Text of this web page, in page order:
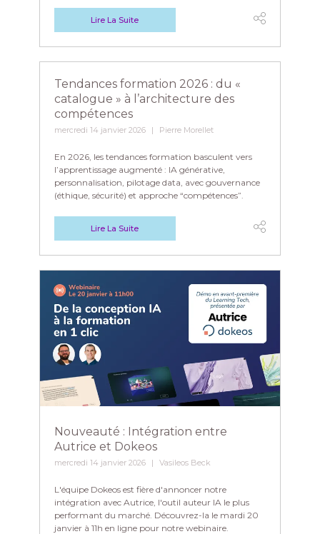
Lire La Suite
Tendances formation 2026 : du «
catalogue » à l’architecture des
compétences
mercredi 14 janvier 2026 Pierre Morellet
En 2026, les tendances formation basculent vers
l’apprentissage augmenté : IA générative,
personnalisation, pilotage data, avec gouvernance
(éthique, sécurité) et approche “compétences”.
Lire La Suite
Nouveauté : Intégration entre
Autrice et Dokeos
mercredi 14 janvier 2026 Vasileos Beck
L'équipe Dokeos est fière d'annoncer notre
intégration avec Autrice, l'outil auteur IA le plus
performant du marché. Découvrez-la le mardi 20
janvier à 11h en ligne pour notre webinaire.